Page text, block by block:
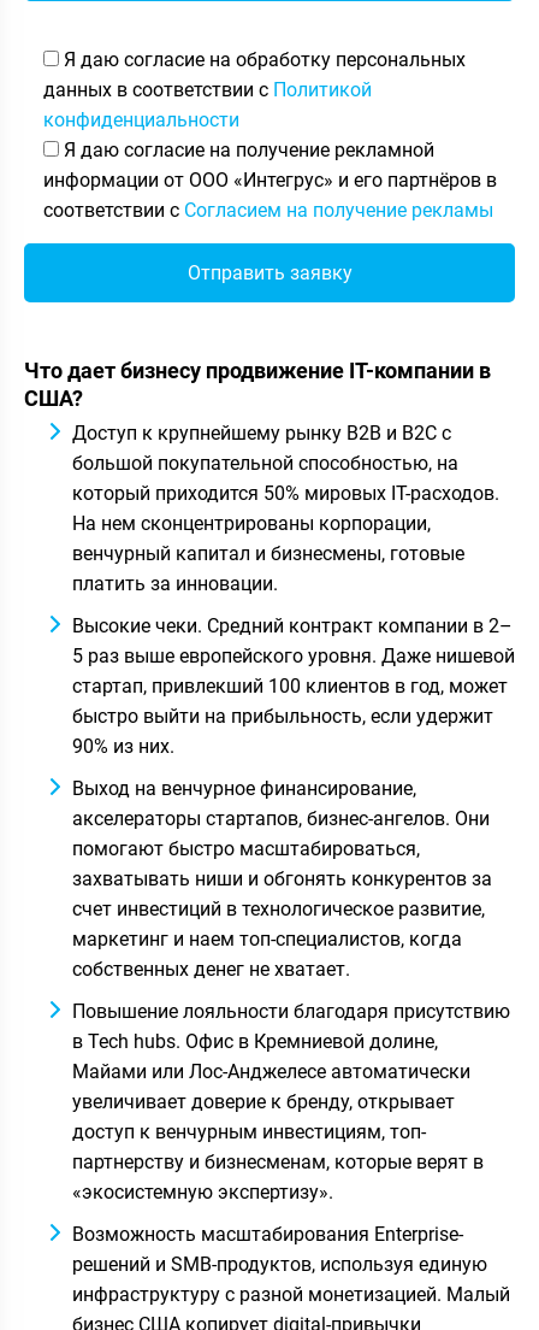
Я даю согласие на обработку персональных
данных в соответствии с Политикой
конфиденциальности
Я даю согласие на получение рекламной
информации от ООО «Интегрус» и его партнёров в
соответствии с Согласием на получение рекламы
Что дает бизнесу продвижение IT-компании в
США?
Доступ к крупнейшему рынку B2B и B2C с
большой покупательной способностью, на
который приходится 50% мировых IT-расходов.
На нем сконцентрированы корпорации,
венчурный капитал и бизнесмены, готовые
платить за инновации.
Высокие чеки. Средний контракт компании в 2–
5 раз выше европейского уровня. Даже нишевой
стартап, привлекший 100 клиентов в год, может
быстро выйти на прибыльность, если удержит
90% из них.
Выход на венчурное финансирование,
акселераторы стартапов, бизнес-ангелов. Они
помогают быстро масштабироваться,
захватывать ниши и обгонять конкурентов за
счет инвестиций в технологическое развитие,
маркетинг и наем топ-специалистов, когда
собственных денег не хватает.
Повышение лояльности благодаря присутствию
в Tech hubs. Офис в Кремниевой долине,
Майами или Лос-Анджелесе автоматически
увеличивает доверие к бренду, открывает
доступ к венчурным инвестициям, топ-
партнерству и бизнесменам, которые верят в
«экосистемную экспертизу».
Возможность масштабирования Enterprise-
решений и SMB-продуктов, используя единую
инфраструктуру с разной монетизацией. Малый
бизнес США копирует digital-привычки